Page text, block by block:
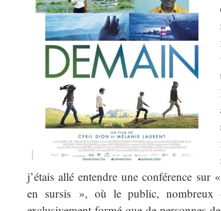
j’étais allé entendre une conférence sur
en sursis », où le public, nombreux